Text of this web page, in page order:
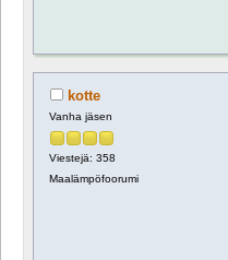
kotte
Vanha jäsen
Viestejä: 358
Maalämpöfoorumi